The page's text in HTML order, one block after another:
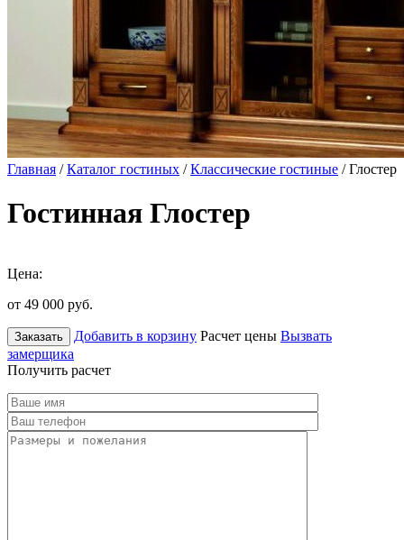
Главная /Каталог гостиных /Классические гостиные / Глостер
Гостинная Глостер
Цена:
от 49 000 руб.
Заказать Добавить в корзину Расчет цены Вызвать
замерщика
Получить расчет